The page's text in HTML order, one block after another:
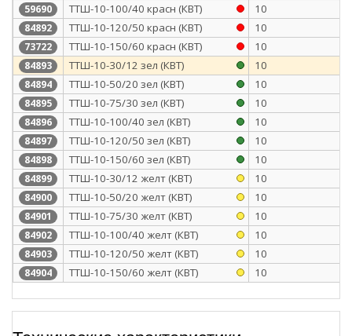
59690 ТТШ-10-100/40 красн (КВТ) 10
84892 ТТШ-10-120/50 красн (КВТ) 10
73722 ТТШ-10-150/60 красн (КВТ) 10
84893 ТТШ-10-30/12 зел (КВТ) 10
84894 ТТШ-10-50/20 зел (КВТ) 10
84895 ТТШ-10-75/30 зел (КВТ) 10
84896 ТТШ-10-100/40 зел (КВТ) 10
84897 ТТШ-10-120/50 зел (КВТ) 10
84898 ТТШ-10-150/60 зел (КВТ) 10
84899 ТТШ-10-30/12 желт (КВТ) 10
84900 ТТШ-10-50/20 желт (КВТ) 10
84901 ТТШ-10-75/30 желт (КВТ) 10
84902 ТТШ-10-100/40 желт (КВТ) 10
84903 ТТШ-10-120/50 желт (КВТ) 10
84904 ТТШ-10-150/60 желт (КВТ) 10